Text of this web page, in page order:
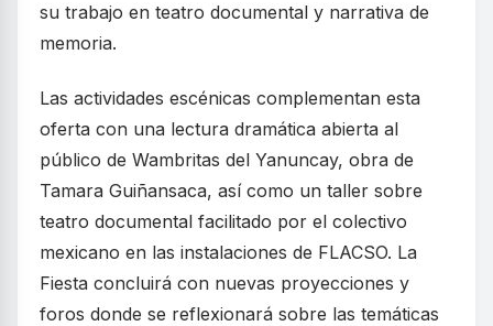
su trabajo en teatro documental y narrativa de
memoria.
Las actividades escénicas complementan esta
oferta con una lectura dramática abierta al
público de Wambritas del Yanuncay, obra de
Tamara Guiñansaca, así como un taller sobre
teatro documental facilitado por el colectivo
mexicano en las instalaciones de FLACSO. La
Fiesta concluirá con nuevas proyecciones y
foros donde se reflexionará sobre las temáticas